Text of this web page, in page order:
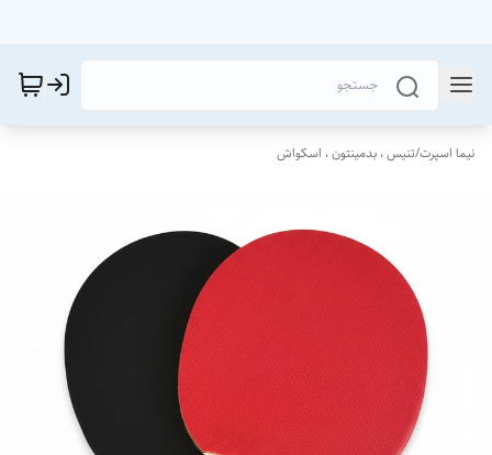
نیما اسپرت/تنیس ، بدمینتون ، اسکواش